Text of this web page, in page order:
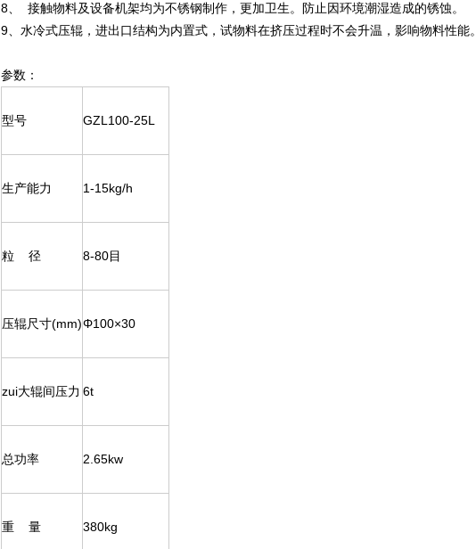
8、 接触物料及设备机架均为不锈钢制作，更加卫生。防止因环境潮湿造成的锈蚀。
9、水冷式压辊，进出口结构为内置式，试物料在挤压过程时不会升温，影响物料性能。
参数：
型号 GZL100-25L
生产能力 1-15kg/h
粒 径 8-80目
压辊尺寸(mm)Φ100×30
zui大辊间压力 6t
总功率 2.65kw
重 量 380kg